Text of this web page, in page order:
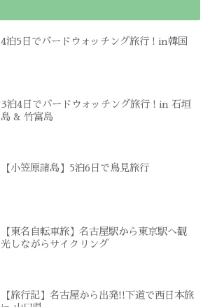
4泊5日でバードウォッチング旅行 ! in韓国
3泊4日でバードウォッチング旅行 ! in 石垣
島 & 竹富島
【小笠原諸島】5泊6日で鳥見旅行
【東名自転車旅】名古屋駅から東京駅へ観
光しながらサイクリング
【旅行記】名古屋から出発!!下道で西日本旅